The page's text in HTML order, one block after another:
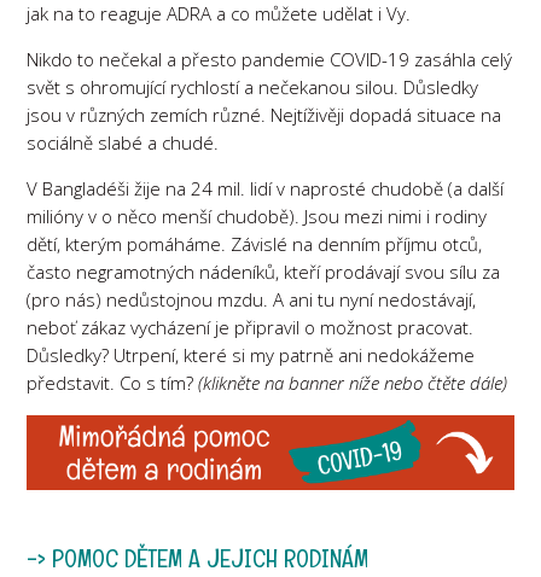
jak na to reaguje ADRA a co můžete udělat i Vy.
Nikdo to nečekal a přesto pandemie COVID-19 zasáhla celý
svět s ohromující rychlostí a nečekanou silou. Důsledky
jsou v různých zemích různé. Nejtíživěji dopadá situace na
sociálně slabé a chudé.
V Bangladéši žije na 24 mil. lidí v naprosté chudobě (a další
milióny v o něco menší chudobě). Jsou mezi nimi i rodiny
dětí, kterým pomáháme. Závislé na denním příjmu otců,
často negramotných nádeníků, kteří prodávají svou sílu za
(pro nás) nedůstojnou mzdu. A ani tu nyní nedostávají,
neboť zákaz vycházení je připravil o možnost pracovat.
Důsledky? Utrpení, které si my patrně ani nedokážeme
představit. Co s tím?(klikněte na banner níže nebo čtěte dále)
-> POMOC DĚTEM A JEJICH RODINÁM